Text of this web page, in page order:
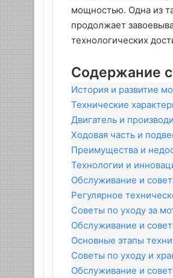
мощностью. Одна из
продолжает
технологических
Содержание
История и развитие
Технические
Двигатель и
Ходовая часть и
Преимущества и
Технологии и
Обслуживание и
Регулярное
Советы по уходу за
Обслуживание и
Основные этапы
Советы по уходу и
Обслуживание и